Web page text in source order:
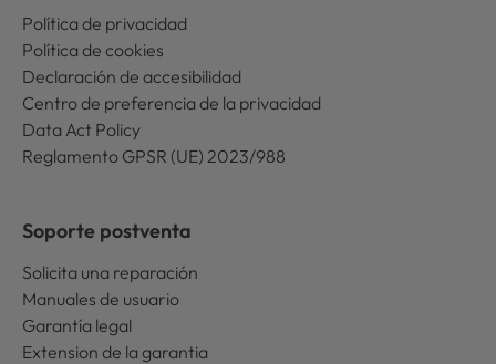
Política de privacidad
Política de cookies
Declaración de accesibilidad
Centro de preferencia de la privacidad
Data Act Policy
Reglamento GPSR (UE) 2023/988
Soporte postventa
Solicita una reparación
Manuales de usuario
Garantía legal
Extension de la garantia